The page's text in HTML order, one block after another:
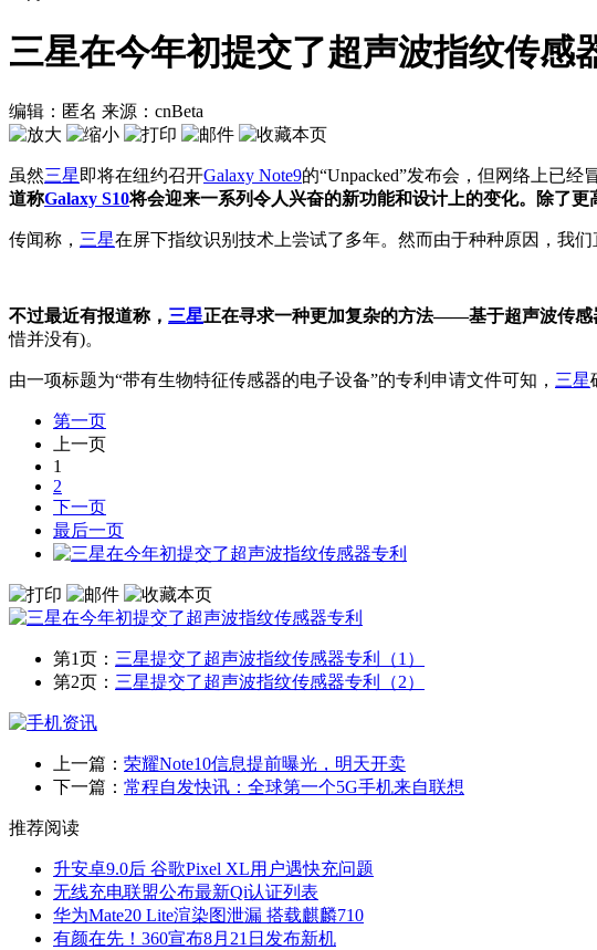
三星在今年初提交了超声波指纹传感
编辑：匿名 来源：cnBeta
虽然三星 即将在纽约召开Galaxy Note9的“Unpacked”发布会，但网络上已经
道称Galaxy S10将会迎来一系列令人兴奋的新功能和设计上的变化。除了
传闻称， 三星在屏下指纹识别技术上尝试了多年。然而由于种种原因，我
不过最近有报道称， 三星正在寻求一种更加复杂的方法——基于超声波传感
惜并没有)。
由一项标题为“带有生物特征传感器的电子设备”的专利申请文件可知， 三星
第一页
上一页
1
2
下一页
最后一页
第1页： 三星提交了超声波指纹传感器专利（1）
第2页： 三星提交了超声波指纹传感器专利（2）
上一篇： 荣耀Note10信息提前曝光，明天开卖
下一篇： 常程自发快讯：全球第一个5G手机来自联想
推荐阅读
升安卓9.0后 谷歌Pixel XL用户遇快充问题
无线充电联盟公布最新Qi认证列表
华为Mate20 Lite渲染图泄漏 搭载麒麟710
有颜在先！360宣布8月21日发布新机